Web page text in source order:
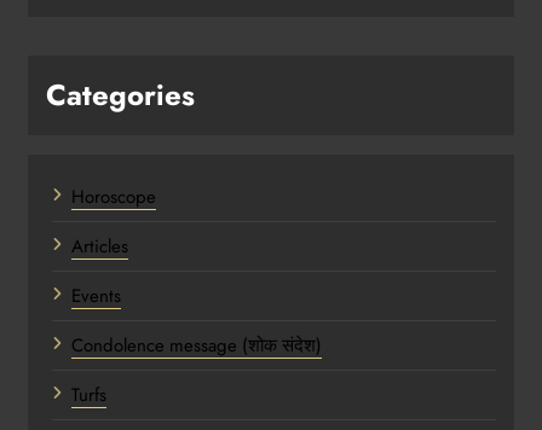
Categories
Horoscope
Articles
Events
Condolence message (शोक संदेश)
Turfs